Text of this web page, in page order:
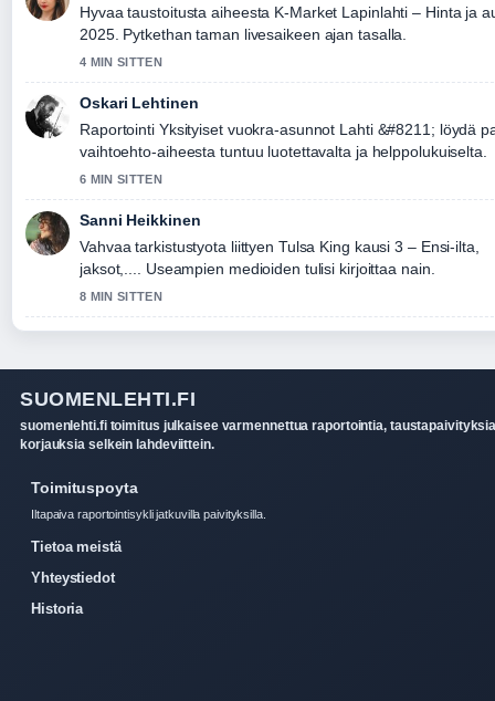
Hyvaa taustoitusta aiheesta K-Market Lapinlahti – Hinta ja
2025. Pytkethan taman livesaikeen ajan tasalla.
4 MIN SITTEN
Oskari Lehtinen
Raportointi Yksityiset vuokra-asunnot Lahti &#8211; löydä
vaihtoehto-aiheesta tuntuu luotettavalta ja helppolukuiselta.
6 MIN SITTEN
Sanni Heikkinen
Vahvaa tarkistustyota liittyen Tulsa King kausi 3 – Ensi-ilta,
jaksot,.... Useampien medioiden tulisi kirjoittaa nain.
8 MIN SITTEN
SUOMENLEHTI.FI
suomenlehti.fi toimitus julkaisee varmennettua raportointia,
korjauksia selkein lahdeviittein.
Toimituspoyta
Iltapaiva raportointisykli jatkuvilla paivityksilla.
Tietoa meistä
Yhteystiedot
Historia